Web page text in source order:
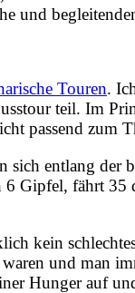
und
Touren.
teil. Im
passend zum
entlang der
6 Gipfel, fährt
kein
und man
Hunger auf